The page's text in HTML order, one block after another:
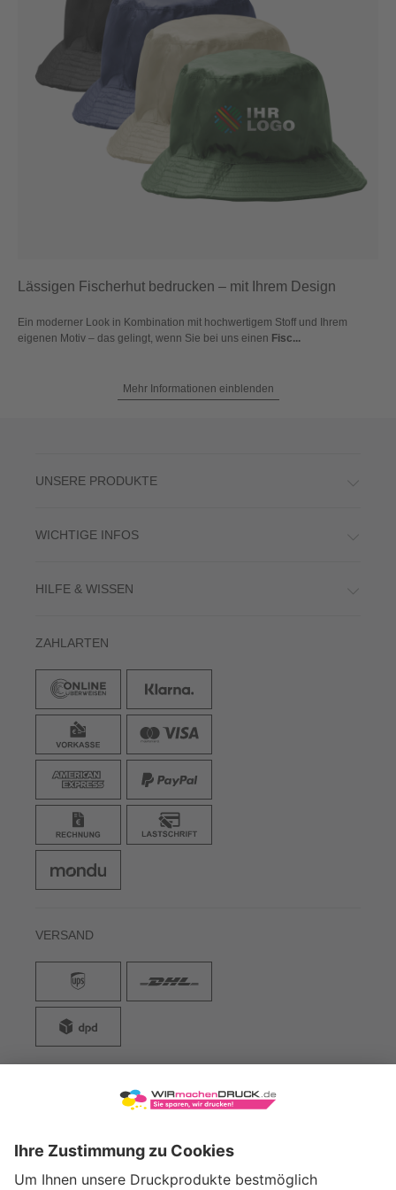
Lässigen Fischerhut bedrucken – mit Ihrem Design
Ein moderner Look in Kombination mit hochwertigem Stoff und Ihrem
eigenen Motiv – das gelingt, wenn Sie bei uns einen Fisc...
Mehr Informationen einblenden
UNSERE PRODUKTE
WICHTIGE INFOS
HILFE & WISSEN
ZAHLARTEN
VERSAND
WIRmachenDRUCK GmbH
71522 Backnang
Tel.: +49 (0) 711 995 982 - 20